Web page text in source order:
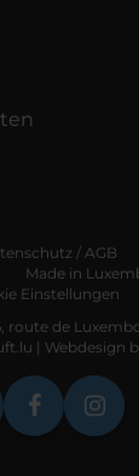
/ AGB
Made in
Einstellungen
route de
| Webdesign